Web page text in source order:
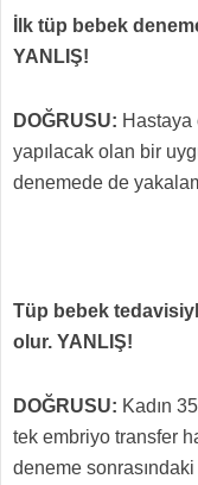
İlk tüp bebek
YANLIŞ!
DOĞRUSU:
yapılacak olan bir
denemede de
Tüp bebek
olur. YANLIŞ!
DOĞRUSU: Kadın
tek embriyo transfer
deneme